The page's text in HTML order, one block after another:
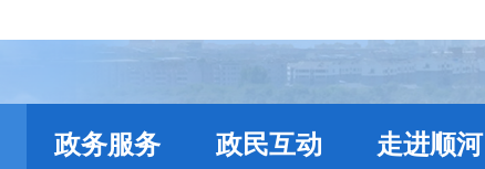
政务服务 政民互动 走进顺河